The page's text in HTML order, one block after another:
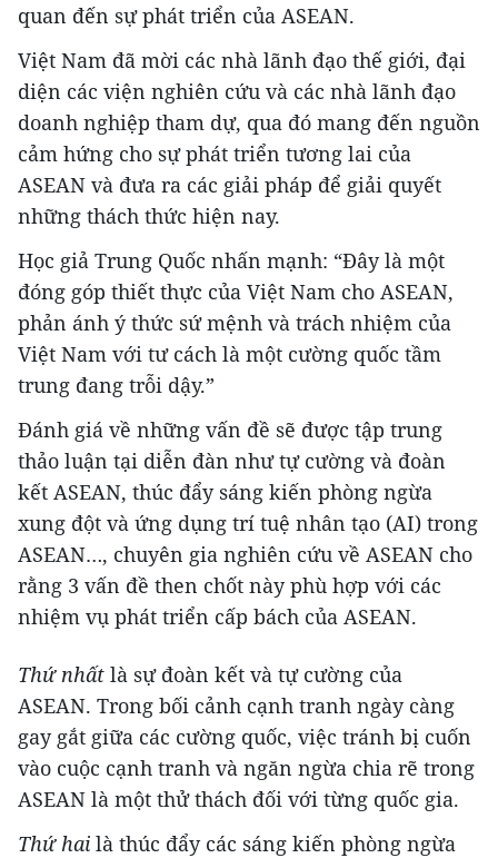
quan đến sự phát triển của ASEAN.
Việt Nam đã mời các nhà lãnh đạo thế giới, đại
diện các viện nghiên cứu và các nhà lãnh đạo
doanh nghiệp tham dự, qua đó mang đến nguồn
cảm hứng cho sự phát triển tương lai của
ASEAN và đưa ra các giải pháp để giải quyết
những thách thức hiện nay.
Học giả Trung Quốc nhấn mạnh: “Đây là một
đóng góp thiết thực của Việt Nam cho ASEAN,
phản ánh ý thức sứ mệnh và trách nhiệm của
Việt Nam với tư cách là một cường quốc tầm
trung đang trỗi dậy.”
Đánh giá về những vấn đề sẽ được tập trung
thảo luận tại diễn đàn như tự cường và đoàn
kết ASEAN, thúc đẩy sáng kiến phòng ngừa
xung đột và ứng dụng trí tuệ nhân tạo (AI) trong
ASEAN…, chuyên gia nghiên cứu về ASEAN cho
rằng 3 vấn đề then chốt này phù hợp với các
nhiệm vụ phát triển cấp bách của ASEAN.
Thứ nhất là sự đoàn kết và tự cường của
ASEAN. Trong bối cảnh cạnh tranh ngày càng
gay gắt giữa các cường quốc, việc tránh bị cuốn
vào cuộc cạnh tranh và ngăn ngừa chia rẽ trong
ASEAN là một thử thách đối với từng quốc gia.
Thứ hai là thúc đẩy các sáng kiến phòng ngừa